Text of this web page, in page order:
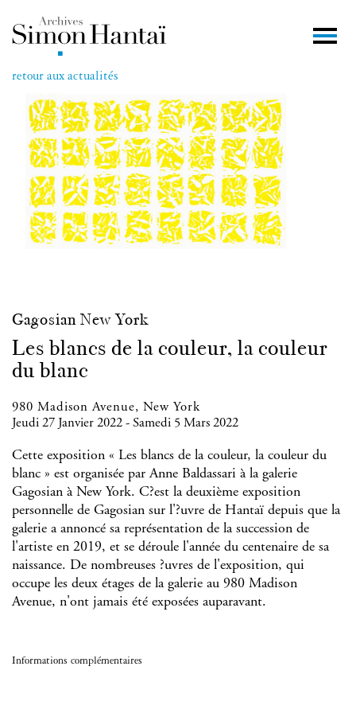
retour aux actualités
Gagosian New York
Les blancs de la couleur, la couleur
du blanc
980 Madison Avenue, New York
Jeudi 27 Janvier 2022 - Samedi 5 Mars 2022
Cette exposition « Les blancs de la couleur, la couleur du
blanc » est organisée par Anne Baldassari à la galerie
Gagosian à New York. C?est la deuxième exposition
personnelle de Gagosian sur l'?uvre de Hantaï depuis que la
galerie a annoncé sa représentation de la succession de
l'artiste en 2019, et se déroule l'année du centenaire de sa
naissance. De nombreuses ?uvres de l'exposition, qui
occupe les deux étages de la galerie au 980 Madison
Avenue, n'ont jamais été exposées auparavant.
Informations complémentaires